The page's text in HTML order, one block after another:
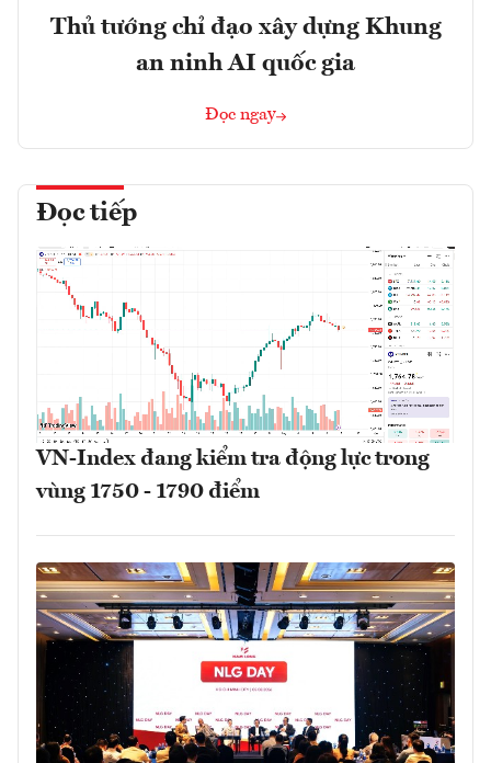
Thủ tướng chỉ đạo xây dựng Khung
an ninh AI quốc gia
Đọc ngay
Đọc tiếp
VN-Index đang kiểm tra động lực trong
vùng 1750 - 1790 điểm